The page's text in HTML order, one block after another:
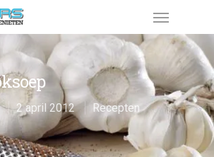
2 april 2012 Recepten